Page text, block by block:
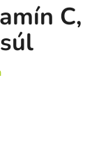
C,